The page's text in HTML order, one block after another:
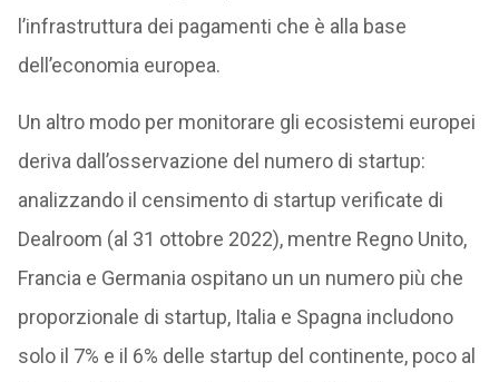
l’infrastruttura dei pagamenti che è alla base
dell’economia europea.
Un altro modo per monitorare gli ecosistemi europei
deriva dall’osservazione del numero di startup:
analizzando il censimento di startup verificate di
Dealroom (al 31 ottobre 2022), mentre Regno Unito,
Francia e Germania ospitano un un numero più che
proporzionale di startup, Italia e Spagna includono
solo il 7% e il 6% delle startup del continente, poco al